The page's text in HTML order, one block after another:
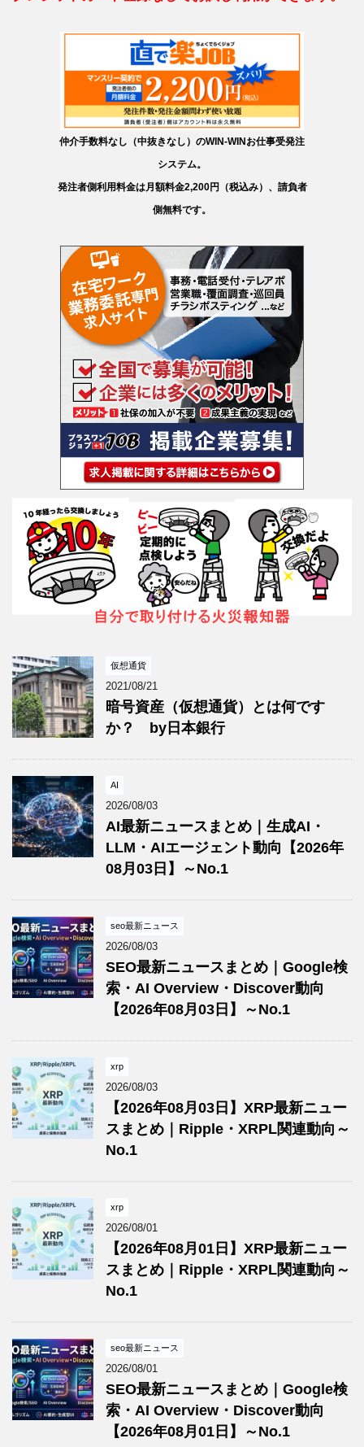
仲介手数料なし（中抜きなし）のWIN-WINお仕事受発注
システム。
発注者側利用料金は月額料金2,200円（税込み）、請負者
側無料です。
仮想通貨
2021/08/21
暗号資産（仮想通貨）とは何です
か？ by日本銀行
AI
2026/08/03
AI最新ニュースまとめ｜生成AI・
LLM・AIエージェント動向【2026年
08月03日】～No.1
seo最新ニュース
2026/08/03
SEO最新ニュースまとめ｜Google検
索・AI Overview・Discover動向
【2026年08月03日】～No.1
xrp
2026/08/03
【2026年08月03日】XRP最新ニュー
スまとめ｜Ripple・XRPL関連動向～
No.1
xrp
2026/08/01
【2026年08月01日】XRP最新ニュー
スまとめ｜Ripple・XRPL関連動向～
No.1
seo最新ニュース
2026/08/01
SEO最新ニュースまとめ｜Google検
索・AI Overview・Discover動向
【2026年08月01日】～No.1